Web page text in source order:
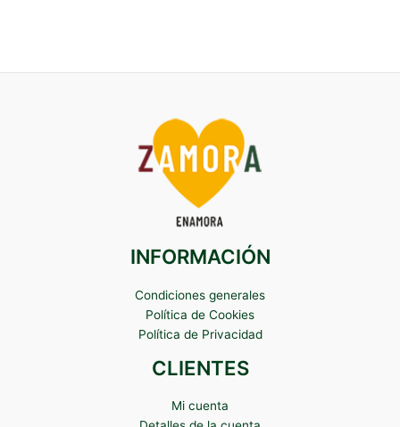
INFORMACIÓN
Condiciones generales
Política de Cookies
Política de Privacidad
CLIENTES
Mi cuenta